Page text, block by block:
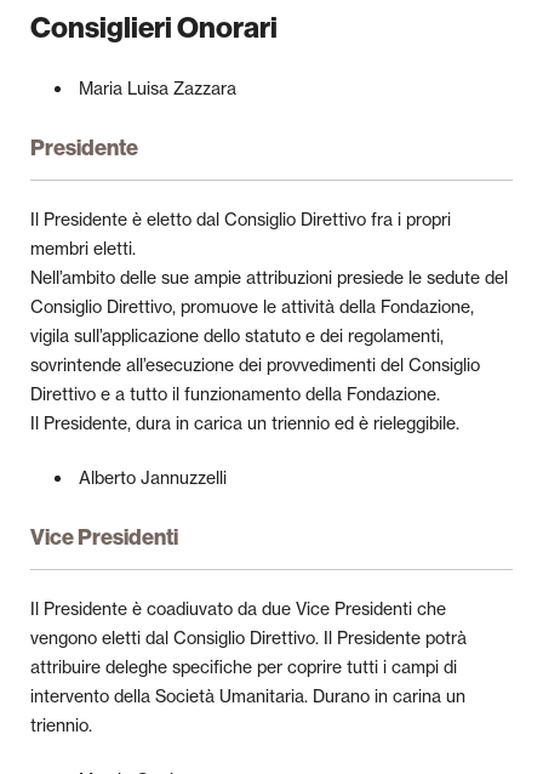
Consiglieri Onorari
Maria Luisa Zazzara
Presidente
Il Presidente è eletto dal Consiglio Direttivo fra i propri
membri eletti.
Nell’ambito delle sue ampie attribuzioni presiede le sedute del
Consiglio Direttivo, promuove le attività della Fondazione,
vigila sull’applicazione dello statuto e dei regolamenti,
sovrintende all’esecuzione dei provvedimenti del Consiglio
Direttivo e a tutto il funzionamento della Fondazione.
Il Presidente, dura in carica un triennio ed è rieleggibile.
Alberto Jannuzzelli
Vice Presidenti
Il Presidente è coadiuvato da due Vice Presidenti che
vengono eletti dal Consiglio Direttivo. Il Presidente potrà
attribuire deleghe specifiche per coprire tutti i campi di
intervento della Società Umanitaria. Durano in carina un
triennio.